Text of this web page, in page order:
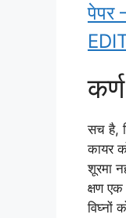
पेपर
सच है,
कायर
शूरमा
क्षण
विघ्नों